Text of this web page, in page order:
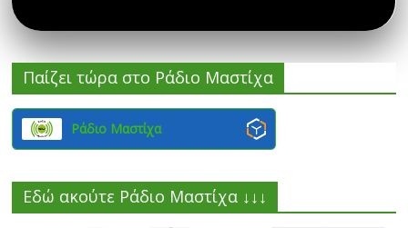
Παίζει τώρα στο Ράδιο Μαστίχα
Ράδιο Μαστίχα
Εδώ ακούτε Ράδιο Μαστίχα ↓↓↓